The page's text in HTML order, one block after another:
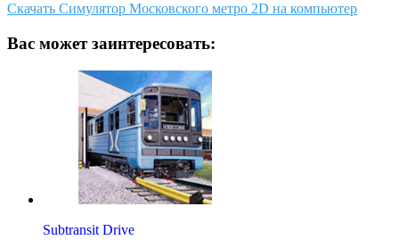
Скачать Симулятор Московского метро 2D на компьютер
Вас может заинтересовать:
Subtransit Drive